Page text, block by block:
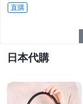
直購
日本代購